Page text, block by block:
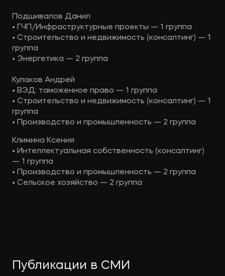
Подшивалов Данил
• ГЧП/Инфраструктурные проекты — 1 группа
• Строительство и недвижимость (консалтинг) — 1
группа
• Энергетика — 2 группа
Кулаков Андрей
• ВЭД: таможенное право — 1 группа
• Строительство и недвижимость (консалтинг) — 1
группа
• Производство и промышленность — 2 группа
Климина Ксения
• Интеллектуальная собственность (консалтинг)
— 1 группа
• Производство и промышленность — 2 группа
• Сельское хозяйство — 2 группа
Публикации в СМИ